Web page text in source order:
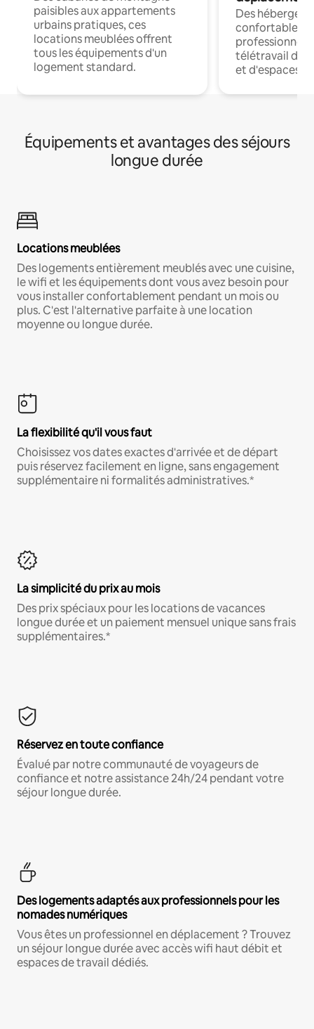
paisibles aux appartements
urbains pratiques, ces
locations meublées offrent
tous les équipements d'un
logement standard.
Des
confortables
professionnels
télétravail
et d'espaces
Équipements et avantages des séjours
longue durée
Locations meublées
Des logements entièrement meublés avec une cuisine,
le wifi et les équipements dont vous avez besoin pour
vous installer confortablement pendant un mois ou
plus. C'est l'alternative parfaite à une location
moyenne ou longue durée.
La flexibilité qu'il vous faut
Choisissez vos dates exactes d'arrivée et de départ
puis réservez facilement en ligne, sans engagement
supplémentaire ni formalités administratives.*
La simplicité du prix au mois
Des prix spéciaux pour les locations de vacances
longue durée et un paiement mensuel unique sans frais
supplémentaires.*
Réservez en toute confiance
Évalué par notre communauté de voyageurs de
confiance et notre assistance 24h/24 pendant votre
séjour longue durée.
Des logements adaptés aux professionnels pour les
nomades numériques
Vous êtes un professionnel en déplacement ? Trouvez
un séjour longue durée avec accès wifi haut débit et
espaces de travail dédiés.